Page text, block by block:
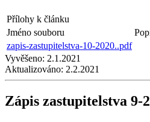
Přílohy k článku
Jméno souboru
zapis-zastupitelstva-10-2020..pdf
Vyvěšeno: 2.1.2021
Aktualizováno: 2.2.2021
Zápis zastupitelstva 9-